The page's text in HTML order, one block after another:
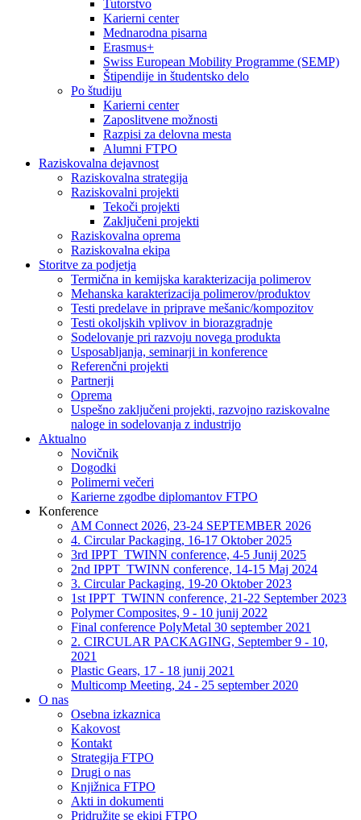
Tutorstvo
Karierni center
Mednarodna pisarna
Erasmus+
Swiss European Mobility Programme (SEMP)
Štipendije in študentsko delo
Po študiju
Karierni center
Zaposlitvene možnosti
Razpisi za delovna mesta
Alumni FTPO
Raziskovalna dejavnost
Raziskovalna strategija
Raziskovalni projekti
Tekoči projekti
Zaključeni projekti
Raziskovalna oprema
Raziskovalna ekipa
Storitve za podjetja
Termična in kemijska karakterizacija polimerov
Mehanska karakterizacija polimerov/produktov
Testi predelave in priprave mešanic/kompozitov
Testi okoljskih vplivov in biorazgradnje
Sodelovanje pri razvoju novega produkta
Usposabljanja, seminarji in konference
Referenčni projekti
Partnerji
Oprema
Uspešno zaključeni projekti, razvojno raziskovalne
naloge in sodelovanja z industrijo
Aktualno
Novičnik
Dogodki
Polimerni večeri
Karierne zgodbe diplomantov FTPO
Konference
AM Connect 2026, 23-24 SEPTEMBER 2026
4. Circular Packaging, 16-17 Oktober 2025
3rd IPPT_TWINN conference, 4-5 Junij 2025
2nd IPPT_TWINN conference, 14-15 Maj 2024
3. Circular Packaging, 19-20 Oktober 2023
1st IPPT_TWINN conference, 21-22 September 2023
Polymer Composites, 9 - 10 junij 2022
Final conference PolyMetal 30 september 2021
2. CIRCULAR PACKAGING, September 9 - 10,
2021
Plastic Gears, 17 - 18 junij 2021
Multicomp Meeting, 24 - 25 september 2020
O nas
Osebna izkaznica
Kakovost
Kontakt
Strategija FTPO
Drugi o nas
Knjižnica FTPO
Akti in dokumenti
Pridružite se ekipi FTPO